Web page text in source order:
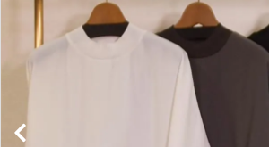
カテゴリーから探す
ブランドから選ぶ
INFORMATION